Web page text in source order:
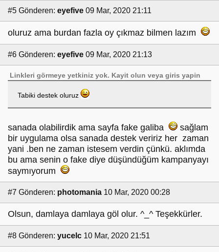
#5 Gönderen: eyefive 09 Mar, 2020 21:11
oluruz ama burdan fazla oy çıkmaz bilmen lazım
#6 Gönderen: eyefive 09 Mar, 2020 21:13
Linkleri görmeye yetkiniz yok. Kayit olun veyagiris yapin
Tabiki destek oluruz
sanada olabilirdik ama sayfa fake galiba
sağlam
bir uygulama olsa sanada destek veririz her zaman
yani .ben ne zaman istesem verdin çünkü. aklımda
bu ama senin o fake diye düşündüğüm kampanyayı
saymıyorum
#7 Gönderen: photomania 10 Mar, 2020 00:28
Olsun, damlaya damlaya göl olur. ^_^ Teşekkürler.
#8 Gönderen: yucelc 10 Mar, 2020 21:51